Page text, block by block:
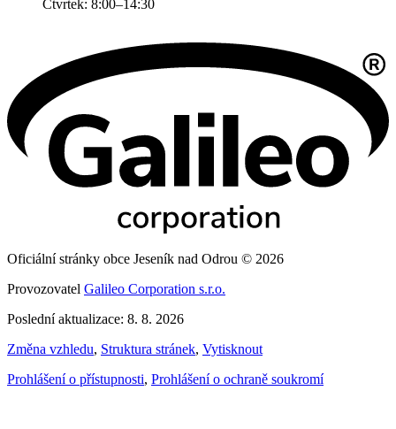
Čtvrtek: 8:00–14:30
Oficiální stránky obce Jeseník nad Odrou © 2026
Provozovatel Galileo Corporation s.r.o.
Poslední aktualizace: 8. 8. 2026
Změna vzhledu, Struktura stránek, Vytisknout
Prohlášení o přístupnosti, Prohlášení o ochraně soukromí